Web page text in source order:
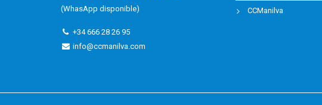
(WhasApp disponible)
+34 666 28 26 95
info@ccmanilva.com
CCManilva